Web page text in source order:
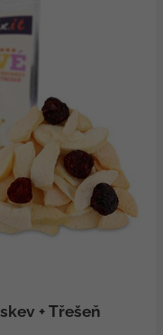
+ Třešeň